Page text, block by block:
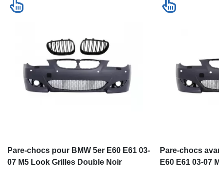
Pare-chocs pour BMW 5er E60 E61 03-
07 M5 Look Grilles Double Noir
Pare-chocs
E60 E61 03-07